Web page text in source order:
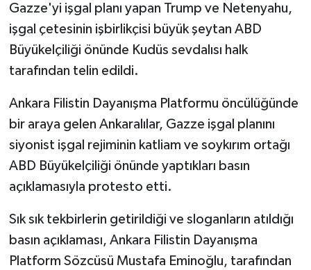
Gazze'yi işgal planı yapan Trump ve Netenyahu,
işgal çetesinin işbirlikçisi büyük şeytan ABD
Büyükelçiliği önünde Kudüs sevdalısı halk
tarafından telin edildi.
Ankara Filistin Dayanışma Platformu öncülüğünde
bir araya gelen Ankaralılar, Gazze işgal planını
siyonist işgal rejiminin katliam ve soykırım ortağı
ABD Büyükelçiliği önünde yaptıkları basın
açıklamasıyla protesto etti.
Sık sık tekbirlerin getirildiği ve sloganların atıldığı
basın açıklaması, Ankara Filistin Dayanışma
Platform Sözcüsü Mustafa Eminoğlu, tarafından